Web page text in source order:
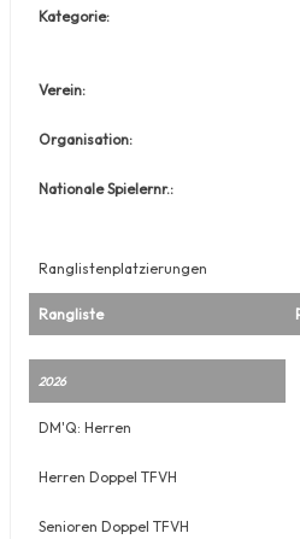
Kategorie:
Verein:
Organisation:
Nationale Spielernr.:
Ranglistenplatzierungen
Rangliste
2026
DM'Q: Herren
Herren Doppel TFVH
Senioren Doppel TFVH